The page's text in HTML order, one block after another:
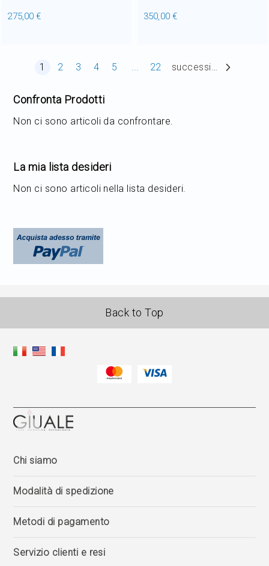
275,00 € 350,00 €
Attualmente stai leggendo la pagina
1 Pagina
2 Pagina
3 Pagina
4 Pagina
5 ... Pagina
22 Pagina successiva
Confronta Prodotti
Non ci sono articoli da confrontare.
La mia lista desideri
Non ci sono articoli nella lista desideri.
Back to Top
Chi siamo
Modalità di spedizione
Metodi di pagamento
Servizio clienti e resi